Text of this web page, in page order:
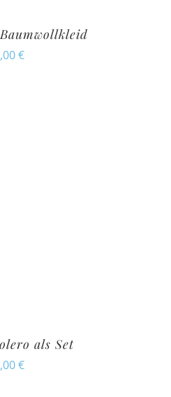
€
als Set
€